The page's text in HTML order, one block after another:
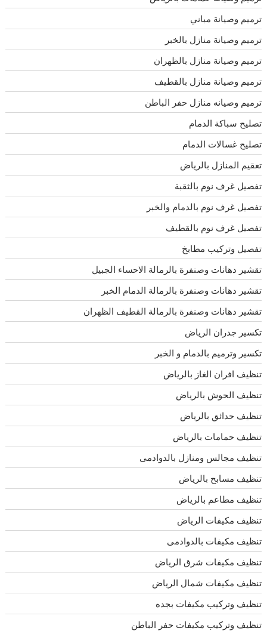
ترميم وصيانة مباني
ترميم وصيانة منازل بالخبر
ترميم وصيانة منازل بالظهران
ترميم وصيانة منازل بالقطيف
ترميم وصيانه منازل حفر الباطن
تصليح سباكة الدمام
تصليح غسالات الدمام
تعقيم المنازل بالرياض
تفصيل غرف نوم بالثقبة
تفصيل غرف نوم بالدمام والخبر
تفصيل غرف نوم بالقطيف
تفصيل وتركيب مطابخ
تقشير دهانات وصنفرة بالرمالة الاحساء الجبيل
تقشير دهانات وصنفرة بالرمالة الدمام الخبر
تقشير دهانات وصنفرة بالرمالة القطيف الظهران
تكسير جدران الرياض
تكسير وترميم بالدمام و الخبر
تنظيف افران الغاز بالرياض
تنظيف الحوش بالرياض
تنظيف حدائق بالرياض
تنظيف حمامات بالرياض
تنظيف مجالس ومنازل بالدوادمى
تنظيف مسابح بالرياض
تنظيف مطاعم بالرياض
تنظيف مكيفات الرياض
تنظيف مكيفات بالدوادمى
تنظيف مكيفات شرق الرياض
تنظيف مكيفات شمال الرياض
تنظيف وتركيب مكيفات بجده
تنظيف وتركيب مكيفات حفر الباطن